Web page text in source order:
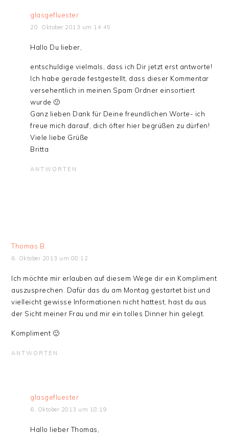
glasgefluester
20. Oktober 2013 um 14:45
Hallo Du lieber,
entschuldige vielmals, dass ich Dir jetzt erst antworte!
Ich habe gerade festgestellt, dass dieser Kommentar
versehentlich in meinen Spam Ordner einsortiert
wurde 🙁
Ganz lieben Dank für Deine freundlichen Worte- ich
freue mich darauf, dich öfter hier begrüßen zu dürfen!
Viele liebe Grüße
Britta
ANTWORTEN
Thomas B.
6. Oktober 2013 um 08:12
Ich möchte mir erlauben auf diesem Wege dir ein Kompliment
auszusprechen. Dafür das du am Montag gestartet bist und
vielleicht gewisse Informationen nicht hattest, hast du aus
der Sicht meiner Frau und mir ein tolles Dinner hin gelegt.
Kompliment 🙂
ANTWORTEN
glasgefluester
6. Oktober 2013 um 18:19
Hallo lieber Thomas,